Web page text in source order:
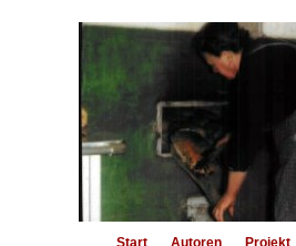
Start Autoren Projekt